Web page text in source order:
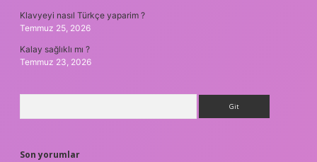
Klavyeyi nasıl Türkçe yaparim ?
Temmuz 25, 2026
Kalay sağlıklı mı ?
Temmuz 23, 2026
Son yorumlar